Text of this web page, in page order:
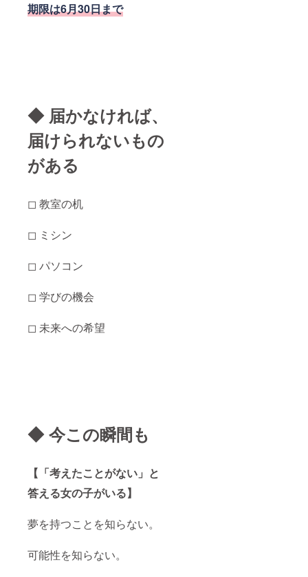
期限は6月30日まで
◆ 届かなければ、
届けられないもの
がある
◻︎ 教室の机
◻︎ ミシン
◻︎ パソコン
◻︎ 学びの機会
◻︎ 未来への希望
◆ 今この瞬間も
【「考えたことがない」と
答える女の子がいる】
夢を持つことを知らない。
可能性を知らない。